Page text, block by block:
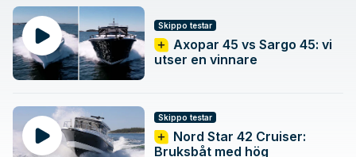
Skippo testar
Axopar 45 vs Sargo 45: vi
utser en vinnare
Skippo testar
Nord Star 42 Cruiser:
Bruksbåt med hög